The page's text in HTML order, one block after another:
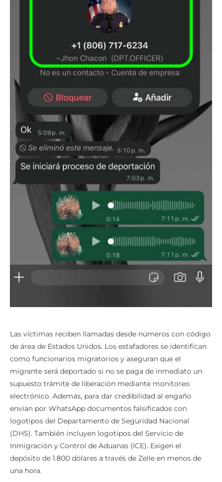
Las víctimas reciben llamadas desde números con código
de área de Estados Unidos. Los estafadores se identifican
como funcionarios migratorios y aseguran que el
migrante será deportado si no se paga de inmediato un
supuesto trámite de liberación mediante monitoreo
electrónico. Además, para dar credibilidad al engaño
envían por WhatsApp documentos falsificados con
logotipos del Departamento de Seguridad Nacional
(DHS). También incluyen logotipos del Servicio de
Inmigración y Control de Aduanas (ICE). Exigen el
depósito de 1.800 dólares a través de Zelle en menos de
una hora.